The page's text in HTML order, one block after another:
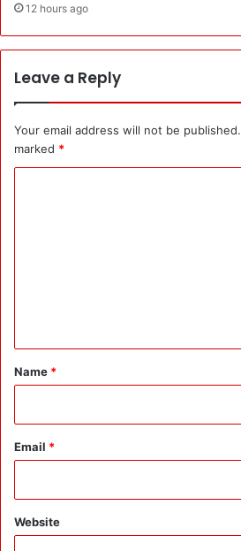
12 hours ago
Leave a Reply
Your email address will not be published.
marked *
*
Name *
Email *
Website